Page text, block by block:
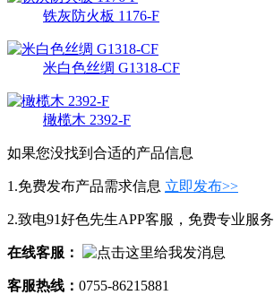
铁灰防火板 1176-F
米白色丝绸 G1318-CF
橄榄木 2392-F
如果您没找到合适的产品信息
1.免费发布产品需求信息 立即发布>>
2.致电91好色先生APP客服，免费专业服务
在线客服：
客服热线： 0755-86215881